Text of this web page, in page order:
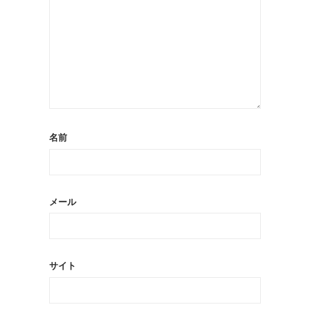
名前
メール
サイト